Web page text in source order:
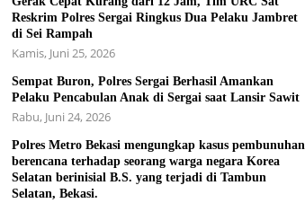
Reskrim Polres Sergai Ringkus Dua Pelaku Jambret
di Sei Rampah
Kamis, Juni 25, 2026
Sempat Buron, Polres Sergai Berhasil Amankan
Pelaku Pencabulan Anak di Sergai saat Lansir Sawit
Rabu, Juni 24, 2026
Polres Metro Bekasi mengungkap kasus pembunuhan
berencana terhadap seorang warga negara Korea
Selatan berinisial B.S. yang terjadi di Tambun
Selatan, Bekasi.